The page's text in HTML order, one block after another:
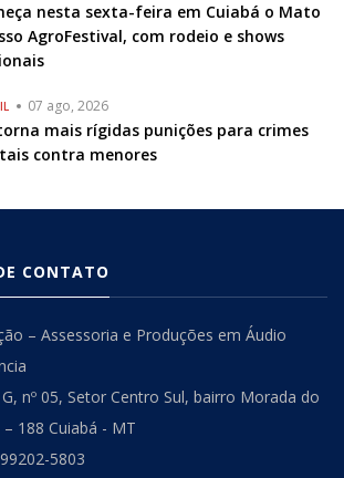
nesta sexta-feira em Cuiabá o Mato
AgroFestival, com rodeio e shows
07 ago, 2026
mais rígidas punições para crimes
contra menores
CONTATO
– Assessoria e Produções em Áudio
nº 05, Setor Centro Sul, bairro Morada do
188 Cuiabá - MT
5803